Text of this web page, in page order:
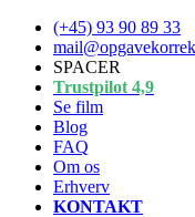
Spring
indhold
(+45) 93 90 89 33
SPACER
Trustpilot 4,9
Se film
Blog
FAQ
Om os
Erhverv
KONTAKT